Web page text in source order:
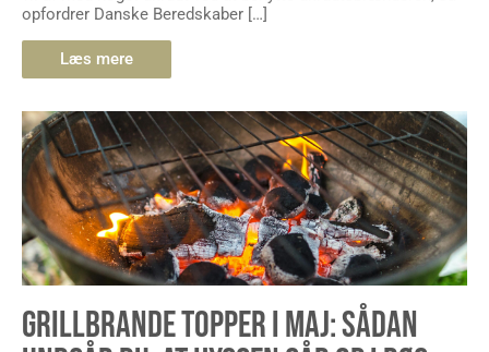
Læs mere
GRILLBRANDE TOPPER I MAJ: SÅDAN
UNDGÅR DU, AT HYGGEN GÅR OP I RØG